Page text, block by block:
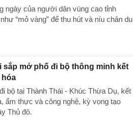
ngày của người dân vùng cao tỉnh
“mỏ vàng” để thu hút và níu chân du
sắp mở phố đi bộ thông minh kết
hóa
bộ tại Thành Thái - Khúc Thừa Dụ, kết
ẩm thực và công nghệ, kỳ vọng tạo
Thủ đô.